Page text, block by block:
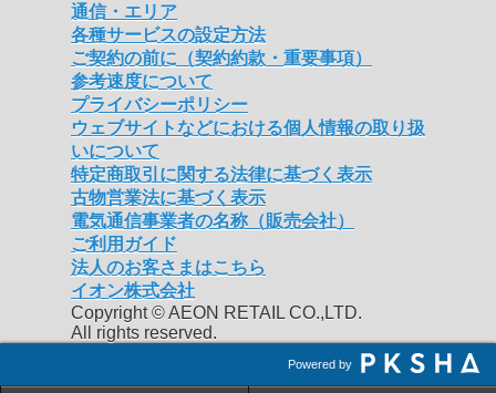
通信・エリア
各種サービスの設定方法
ご契約の前に（契約約款・重要事項）
参考速度について
プライバシーポリシー
ウェブサイトなどにおける個人情報の取り扱
いについて
特定商取引に関する法律に基づく表示
古物営業法に基づく表示
電気通信事業者の名称（販売会社）
ご利用ガイド
法人のお客さまはこちら
イオン株式会社
Copyright © AEON RETAIL CO.,LTD.
All rights reserved.
Powered by